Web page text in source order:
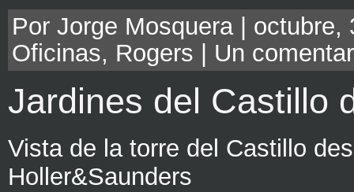
Por Jorge Mosquera |
Oficinas, Rogers Un
Jardines del Castillo
Vista de la torre del Castillo
Holler&Saunders